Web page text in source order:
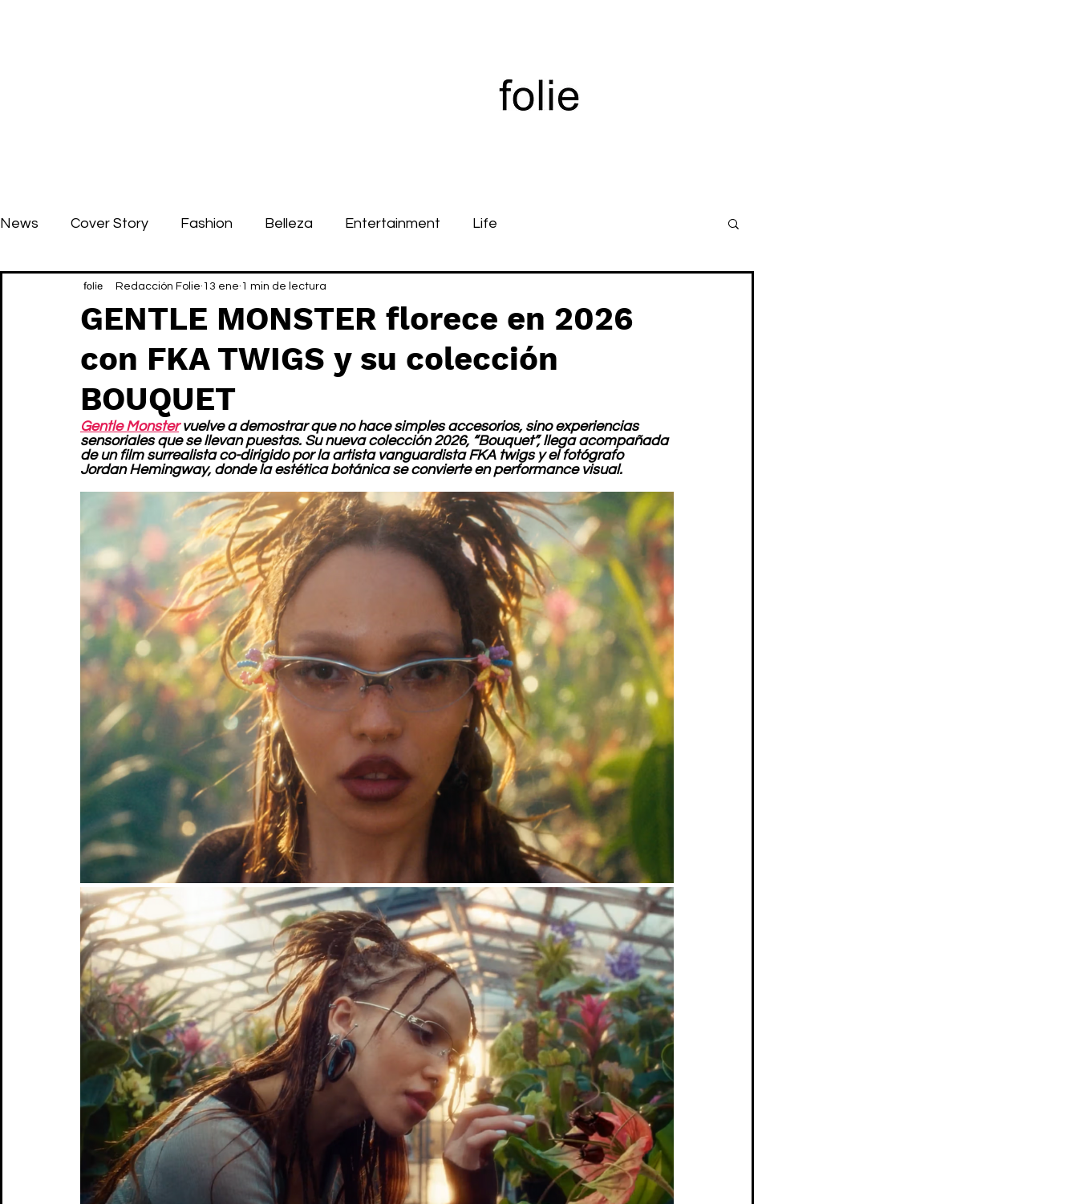
News Cover Story Fashion Belleza Entertainment Life
GENTLE MONSTER florece en 2026
con FKA TWIGS y su colección
BOUQUET
Redacción Folie 13 ene 1 min de lectura
Gentle Monster vuelve a demostrar que no hace simples accesorios, sino experiencias
sensoriales que se llevan puestas. Su nueva colección 2026, “Bouquet”, llega acompañada
de un film surrealista co-dirigido por la artista vanguardista FKA twigs y el fotógrafo
Jordan Hemingway, donde la estética botánica se convierte en performance visual.